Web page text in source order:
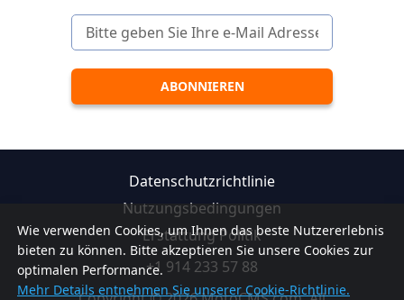
Wie verwenden Cookies, um Ihnen das beste Nutzererlebnis
bieten zu können. Bitte akzeptieren Sie unsere Cookies zur
optimalen Performance.
Mehr Details entnehmen Sie unserer Cookie-Richtlinie.
Datenschutzrichtlinie
Nutzungsbedingungen
Erstattung Politik
+1 914 233 57 88